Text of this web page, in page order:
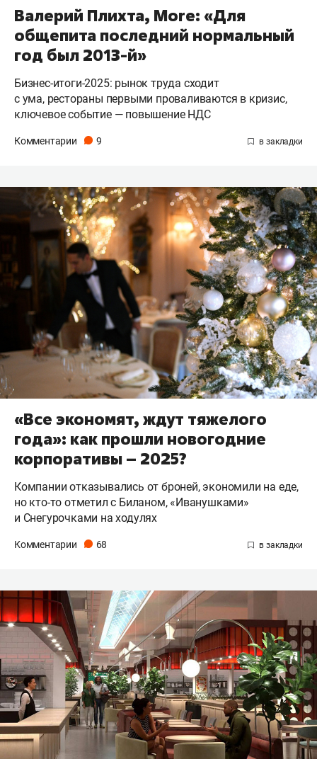
Валерий Плихта, More: «Для
общепита последний нормальный
год был 2013-й»
Бизнес-итоги-2025: рынок труда сходит
с ума, рестораны первыми проваливаются в кризис,
ключевое событие — повышение НДС
Комментарии 9
«Все экономят, ждут тяжелого
года»: как прошли новогодние
корпоративы – 2025?
Компании отказывались от броней, экономили на еде,
но кто-то отметил с Биланом, «Иванушками»
и Снегурочками на ходулях
Комментарии 68